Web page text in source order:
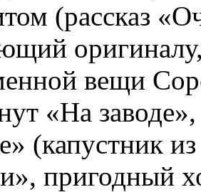
(рассказ
вещи
«На
(капустник
пригодный